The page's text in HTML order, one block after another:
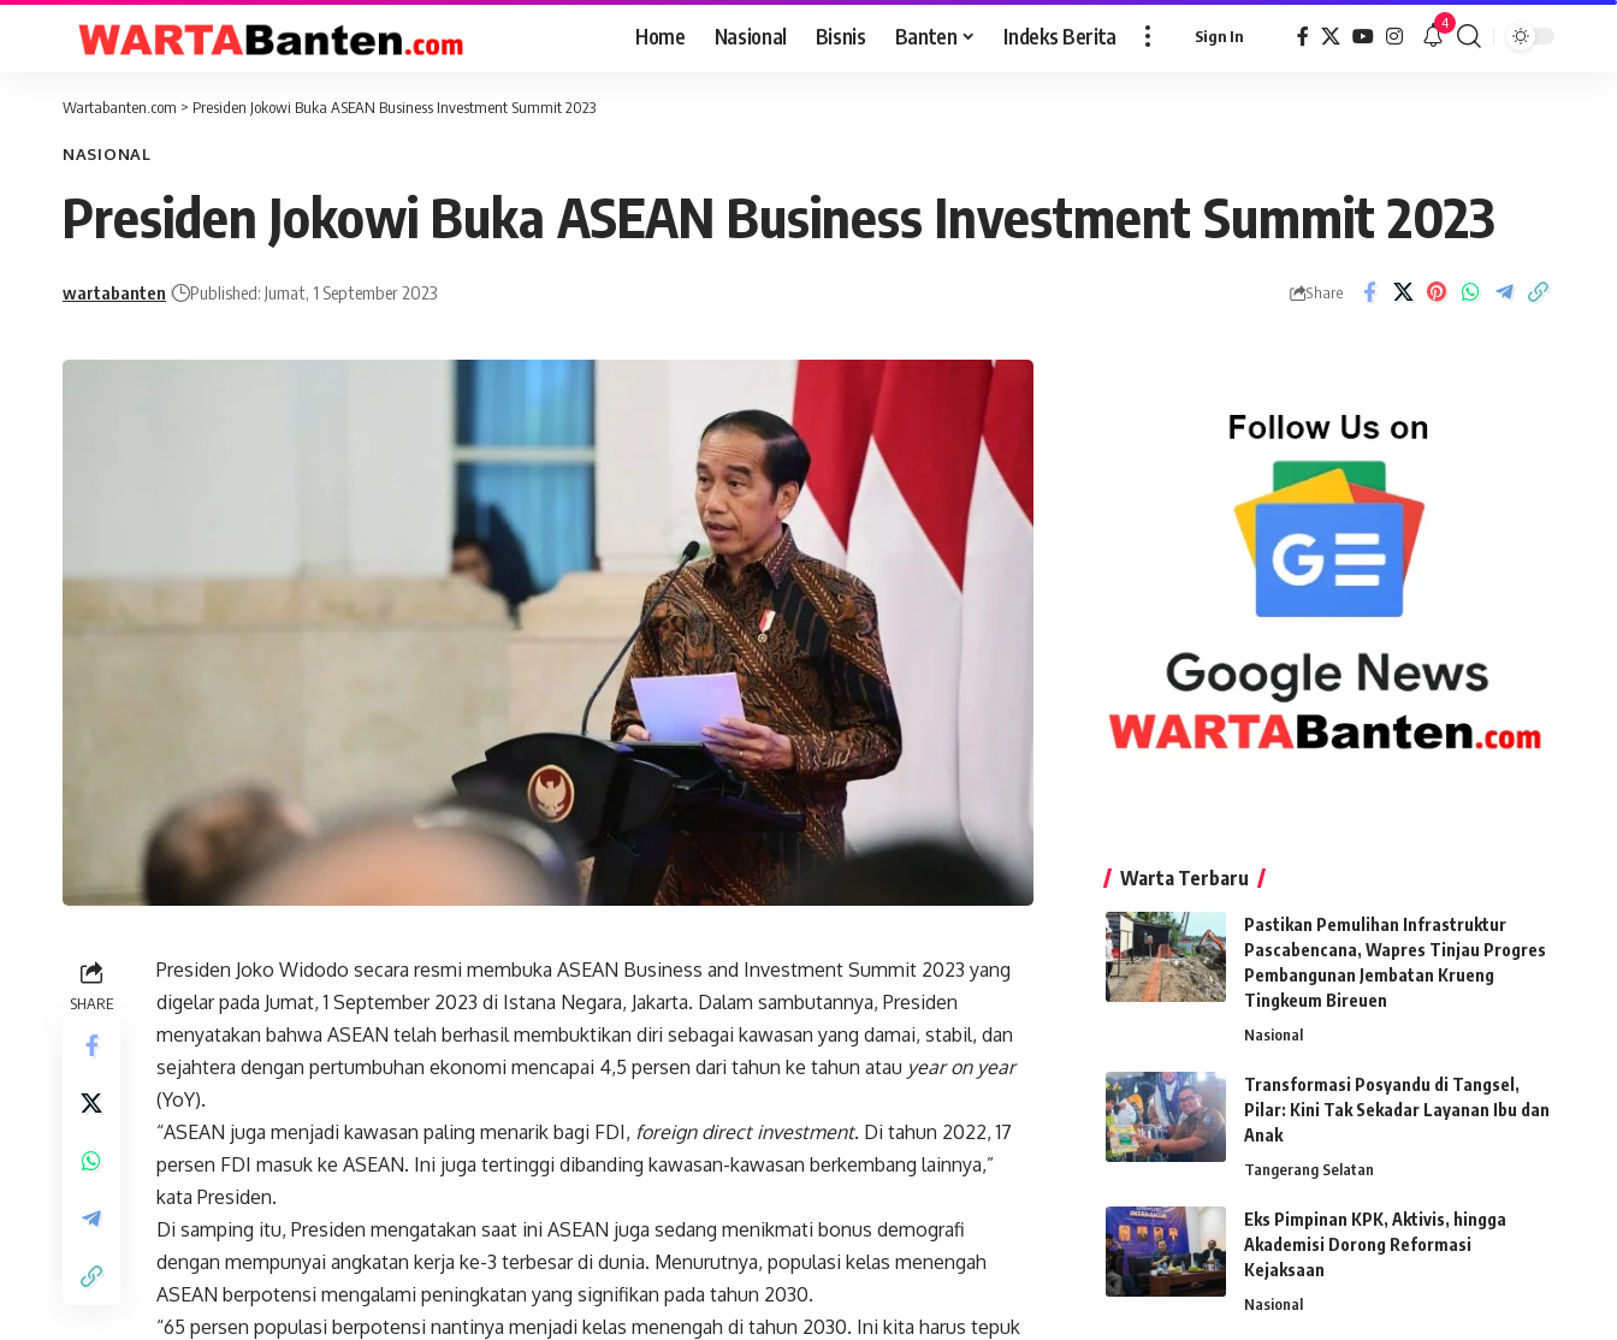
Home Nasional Bisnis Banten Indeks Berita Sign In
4
Wartabanten.com > Presiden Jokowi Buka ASEAN Business Investment Summit 2023
NASIONAL
Presiden Jokowi Buka ASEAN Business Investment Summit 2023
wartabanten Published: Jumat, 1 September 2023 Share
SHARE
Presiden Joko Widodo secara resmi membuka ASEAN Business and Investment Summit 2023 yang
digelar pada Jumat, 1 September 2023 di Istana Negara, Jakarta. Dalam sambutannya, Presiden
menyatakan bahwa ASEAN telah berhasil membuktikan diri sebagai kawasan yang damai, stabil, dan
sejahtera dengan pertumbuhan ekonomi mencapai 4,5 persen dari tahun ke tahun atau year on year
(YoY).
“ASEAN juga menjadi kawasan paling menarik bagi FDI, foreign direct investment. Di tahun 2022, 17
persen FDI masuk ke ASEAN. Ini juga tertinggi dibanding kawasan-kawasan berkembang lainnya,”
kata Presiden.
Di samping itu, Presiden mengatakan saat ini ASEAN juga sedang menikmati bonus demografi
dengan mempunyai angkatan kerja ke-3 terbesar di dunia. Menurutnya, populasi kelas menengah
ASEAN berpotensi mengalami peningkatan yang signifikan pada tahun 2030.
“65 persen populasi berpotensi nantinya menjadi kelas menengah di tahun 2030. Ini kita harus tepuk
Warta Terbaru
Pastikan Pemulihan Infrastruktur
Pascabencana, Wapres Tinjau Progres
Pembangunan Jembatan Krueng
Tingkeum Bireuen
Nasional
Transformasi Posyandu di Tangsel,
Pilar: Kini Tak Sekadar Layanan Ibu dan
Anak
Tangerang Selatan
Eks Pimpinan KPK, Aktivis, hingga
Akademisi Dorong Reformasi
Kejaksaan
Nasional